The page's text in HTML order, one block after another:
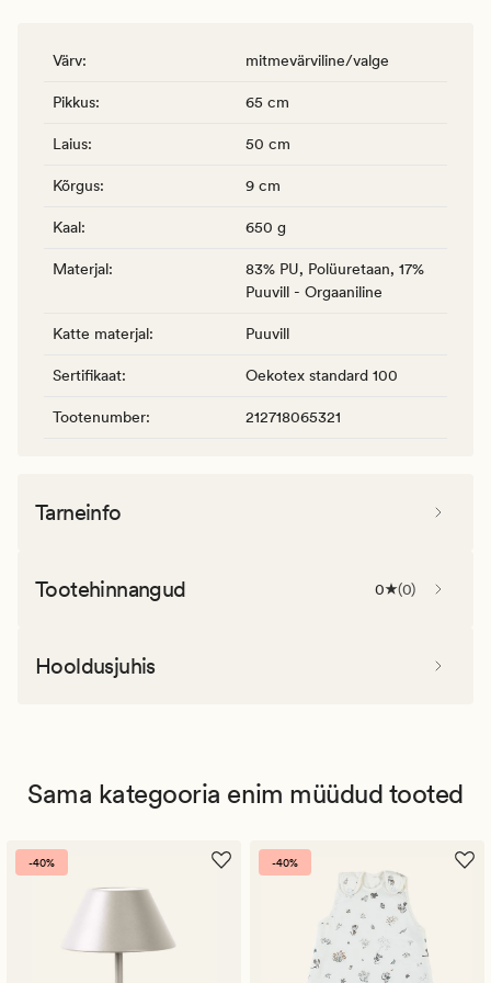
Värv: mitmevärviline/valge
Pikkus: 65 cm
Laius: 50 cm
Kõrgus: 9 cm
Kaal: 650 g
Materjal:
83% PU, Polüuretaan, 17%
Puuvill - Orgaaniline
Katte materjal: Puuvill
Sertifikaat: Oekotex standard 100
Tootenumber: 212718065321
Tarneinfo
Tootehinnangud 0 (0)
Hooldusjuhis
Sama kategooria enim müüdud tooted
-40% -40%